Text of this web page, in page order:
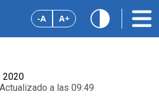
-A A+
2020
a las 09:49